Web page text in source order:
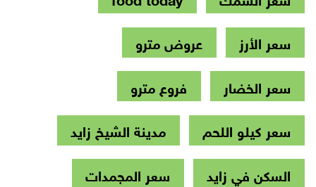
سعر الأرز
عروض مترو
سعر الخضار
فروع مترو
سعر كيلو اللحم
مدينة الشيخ زايد
السكن في زايد
سعر المجمدات